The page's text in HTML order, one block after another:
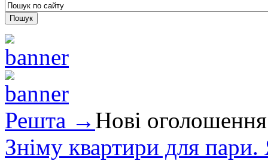
Решта → Нові оголошення
Зніму квартири для